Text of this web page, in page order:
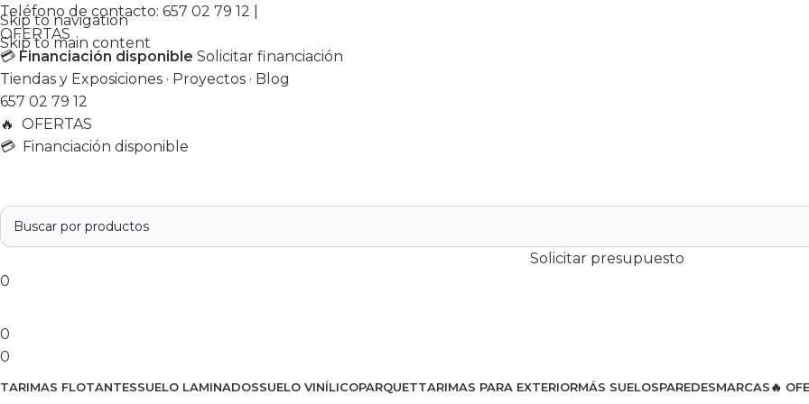
Skip to navigation
Skip to main content
Teléfono de contacto: 657 02 79 12
OFERTAS
💳 Financiación disponible Solicitar financiación
Tiendas y Exposiciones · Proyectos · Blog
657 02 79 12
🔥 OFERTAS
💳 Financiación disponible
Solicitar presupuesto
0
0
0
TARIMAS FLOTANTESSUELO LAMINADOSSUELO VINÍLICOPARQUETTARIMAS PARA EXTERIORMÁS SUELOSPAREDESMARCAS🔥